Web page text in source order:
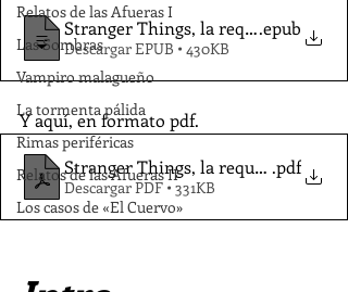
Relatos de las Afueras I
Las Sombras
Vampiro malagueño
La tormenta pálida
Rimas periféricas
Relatos de las Afueras II
Los casos de «El Cuervo»
Stranger Things, la .epub
Descargar EPUB • 430KB
Y aquí, en formato pdf.
Stranger Things, la .pdf
Descargar PDF • 331KB